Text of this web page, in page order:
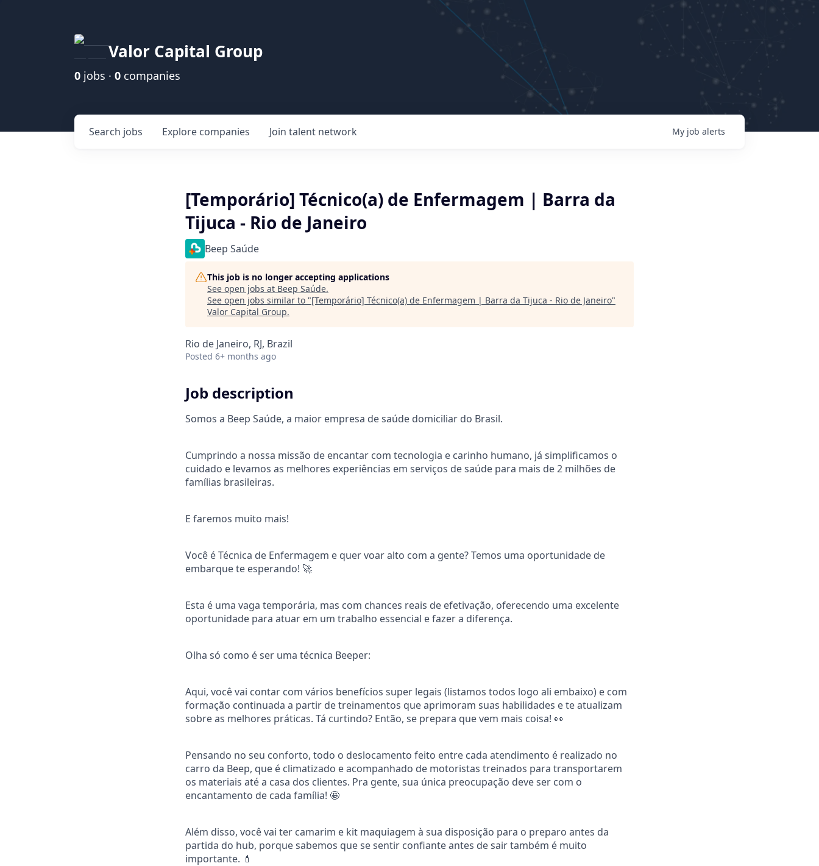
Valor Capital Group
0 jobs · 0 companies
Search jobs Explore companies Join talent network My job alerts
[Temporário] Técnico(a) de Enfermagem | Barra da
Tijuca - Rio de Janeiro
Beep Saúde
This job is no longer accepting applications
See open jobs at Beep Saúde.
See open jobs similar to "[Temporário] Técnico(a) de Enfermagem | Barra da Tijuca - Rio de Janeiro"
Valor Capital Group.
Rio de Janeiro, RJ, Brazil
Posted 6+ months ago
Job description
Somos a Beep Saúde, a maior empresa de saúde domiciliar do Brasil.
Cumprindo a nossa missão de encantar com tecnologia e carinho humano, já simplificamos o
cuidado e levamos as melhores experiências em serviços de saúde para mais de 2 milhões de
famílias brasileiras.
E faremos muito mais!
Você é Técnica de Enfermagem e quer voar alto com a gente? Temos uma oportunidade de
embarque te esperando! 🚀
Esta é uma vaga temporária, mas com chances reais de efetivação, oferecendo uma excelente
oportunidade para atuar em um trabalho essencial e fazer a diferença.
Olha só como é ser uma técnica Beeper:
Aqui, você vai contar com vários benefícios super legais (listamos todos logo ali embaixo) e com
formação continuada a partir de treinamentos que aprimoram suas habilidades e te atualizam
sobre as melhores práticas. Tá curtindo? Então, se prepara que vem mais coisa! 👀
Pensando no seu conforto, todo o deslocamento feito entre cada atendimento é realizado no
carro da Beep, que é climatizado e acompanhado de motoristas treinados para transportarem
os materiais até a casa dos clientes. Pra gente, sua única preocupação deve ser com o
encantamento de cada família! 🤩
Além disso, você vai ter camarim e kit maquiagem à sua disposição para o preparo antes da
partida do hub, porque sabemos que se sentir confiante antes de sair também é muito
importante. 💄